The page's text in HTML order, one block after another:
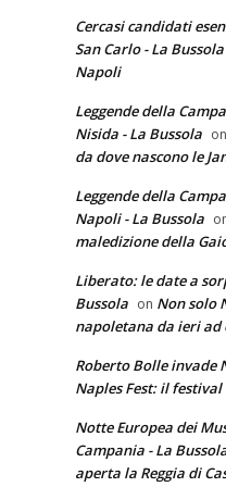
Cercasi candidati
San Carlo - La Bussola
Napoli
Leggende della
Nisida - La Bussola on
da dove nascono le
Leggende della
Napoli - La Bussola
maledizione della
Liberato: le date a
Bussola on Non solo
napoletana da ieri ad
Roberto Bolle invade
Naples Fest: il
Notte Europea dei
Campania - La
aperta la Reggia di